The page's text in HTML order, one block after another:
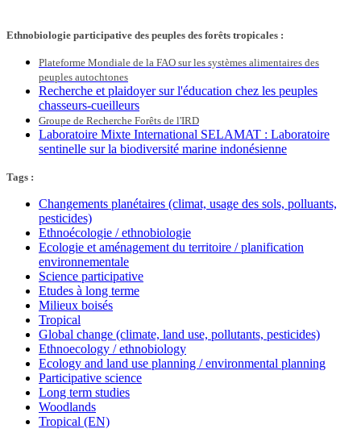
Ethnobiologie participative des peuples des forêts tropicales :
Plateforme Mondiale de la FAO sur les systèmes alimentaires des
peuples autochtones
Recherche et plaidoyer sur l'éducation chez les peuples
chasseurs-cueilleurs
Groupe de Recherche Forêts de l'IRD
Laboratoire Mixte International SELAMAT : Laboratoire
sentinelle sur la biodiversité marine indonésienne
Tags :
Changements planétaires (climat, usage des sols, polluants,
pesticides)
Ethnoécologie / ethnobiologie
Ecologie et aménagement du territoire / planification
environnementale
Science participative
Etudes à long terme
Milieux boisés
Tropical
Global change (climate, land use, pollutants, pesticides)
Ethnoecology / ethnobiology
Ecology and land use planning / environmental planning
Participative science
Long term studies
Woodlands
Tropical (EN)